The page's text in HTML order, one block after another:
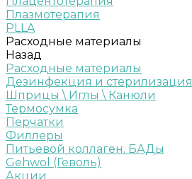
Плазмотерапия
PLLA
Расходные материалы
Назад
Расходные материалы
Дезинфекция и стерилизация
Шприцы \ Иглы \ Канюли
Термосумка
Перчатки
Филлеры
Питьевой коллаген. БАДы
Gehwol (Геволь)
Акции